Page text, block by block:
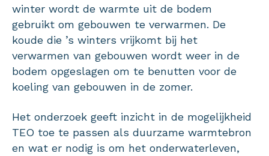
winter wordt de warmte uit de bodem
gebruikt om gebouwen te verwarmen. De
koude die ’s winters vrijkomt bij het
verwarmen van gebouwen wordt weer in de
bodem opgeslagen om te benutten voor de
koeling van gebouwen in de zomer.
Het onderzoek geeft inzicht in de mogelijkheid
TEO toe te passen als duurzame warmtebron
en wat er nodig is om het onderwaterleven,